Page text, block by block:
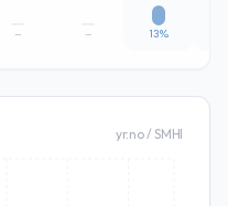
– – 13%
yr.no / SMHI